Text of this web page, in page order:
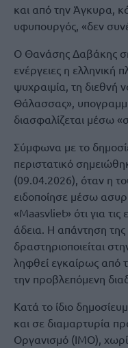
και από την Άγκυρα,
υφυπουργός, «δεν
Ο Θανάσης Δαβάκης
ενέργειες η ελληνική
ψυχραιμία, τη διεθνή
Θάλασσας»,
διασφαλίζεται μέσω
Σύμφωνα με το
περιστατικό
(09.04.2026), όταν η
ειδοποίησε μέσω
«Maasvliet» ότι για τις
άδεια. Η απάντηση της
δραστηριοποιείται
ληφθεί εγκαίρως από
την προβλεπόμενη
Κατά το ίδιο
και σε διαμαρτυρία
Οργανισμό (ΙΜΟ),